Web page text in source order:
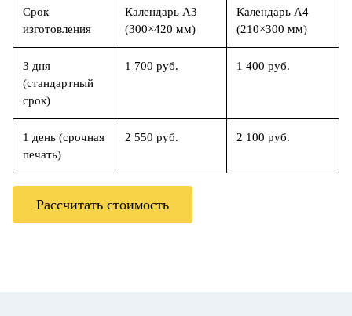
Срок
изготовления
Календарь А3
(300×420 мм)
Календарь А4
(210×300 мм)
3 дня
(стандартный
срок)
1 700 руб. 1 400 руб.
1 день (срочная
печать)
2 550 руб. 2 100 руб.
Рассчитать стоимость